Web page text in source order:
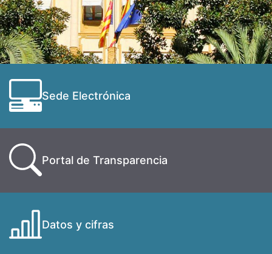
Sede Electrónica
Portal de Transparencia
Datos y cifras